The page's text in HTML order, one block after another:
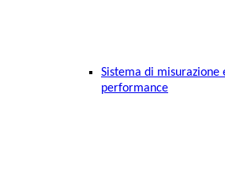
Sistema di misurazione
performance